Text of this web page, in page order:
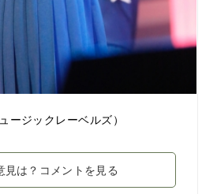
ージックレーベルズ）
見は？コメントを見る